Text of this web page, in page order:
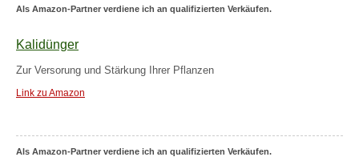
Als Amazon-Partner verdiene ich an qualifizierten Verkäufen.
Kalidünger
Zur Versorung und Stärkung Ihrer Pflanzen
Link zu Amazon
Als Amazon-Partner verdiene ich an qualifizierten Verkäufen.